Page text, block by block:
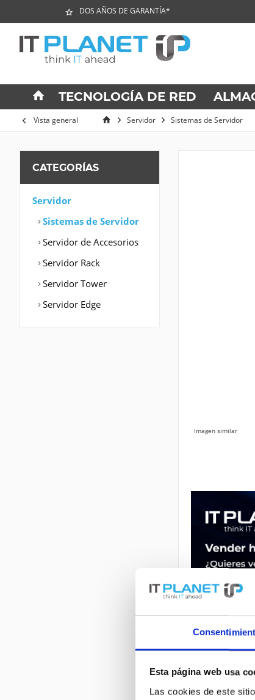
Esta página web usa
Las cookies de este
DOS AÑOS DE GARANTÍA*
TECNOLOGÍA DE RED
Vista general Servidor Sistemas de Servidor
CATEGORÍAS
Servidor
Sistemas de Servidor
Servidor de Accesorios
Servidor Rack
Servidor Tower
Servidor Edge
Imagen similar